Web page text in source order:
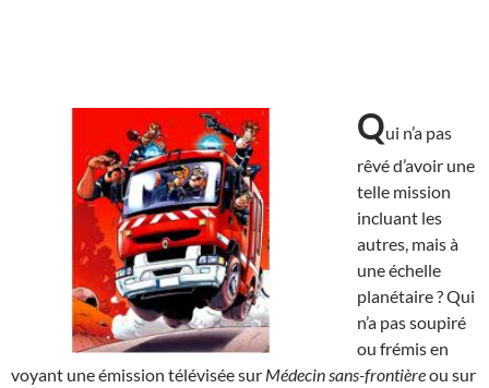
Qui n’a pas
rêvé d’avoir une
telle mission
incluant les
autres, mais à
une échelle
planétaire ? Qui
n’a pas soupiré
ou frémis en
voyant une émission télévisée sur Médecin sans-frontièreou sur